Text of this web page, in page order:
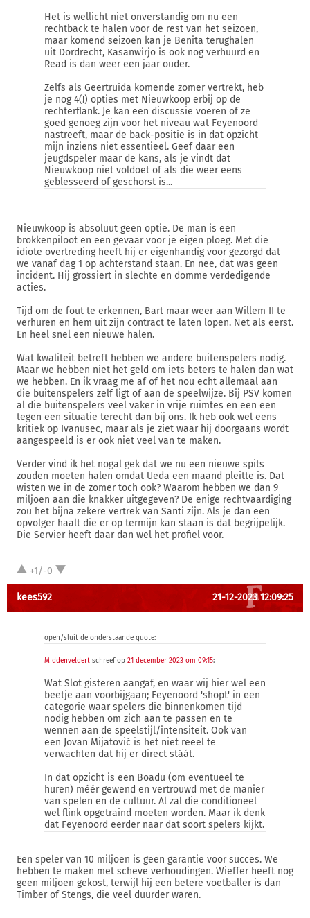
Het is wellicht niet onverstandig om nu een
rechtback te halen voor de rest van het seizoen,
maar komend seizoen kan je Benita terughalen
uit Dordrecht, Kasanwirjo is ook nog verhuurd en
Read is dan weer een jaar ouder.
Zelfs als Geertruida komende zomer vertrekt, heb
je nog 4(!) opties met Nieuwkoop erbij op de
rechterflank. Je kan een discussie voeren of ze
goed genoeg zijn voor het niveau wat Feyenoord
nastreeft, maar de back-positie is in dat opzicht
mijn inziens niet essentieel. Geef daar een
jeugdspeler maar de kans, als je vindt dat
Nieuwkoop niet voldoet of als die weer eens
geblesseerd of geschorst is...
Nieuwkoop is absoluut geen optie. De man is een
brokkenpiloot en een gevaar voor je eigen ploeg. Met die
idiote overtreding heeft hij er eigenhandig voor gezorgd dat
we vanaf dag 1 op achterstand staan. En nee, dat was geen
incident. Hij grossiert in slechte en domme verdedigende
acties.
Tijd om de fout te erkennen, Bart maar weer aan Willem II te
verhuren en hem uit zijn contract te laten lopen. Net als eerst.
En heel snel een nieuwe halen.
Wat kwaliteit betreft hebben we andere buitenspelers nodig.
Maar we hebben niet het geld om iets beters te halen dan wat
we hebben. En ik vraag me af of het nou echt allemaal aan
die buitenspelers zelf ligt of aan de speelwijze. Bij PSV komen
al die buitenspelers veel vaker in vrije ruimtes en een een
tegen een situatie terecht dan bij ons. Ik heb ook wel eens
kritiek op Ivanusec, maar als je ziet waar hij doorgaans wordt
aangespeeld is er ook niet veel van te maken.
Verder vind ik het nogal gek dat we nu een nieuwe spits
zouden moeten halen omdat Ueda een maand pleitte is. Dat
wisten we in de zomer toch ook? Waarom hebben we dan 9
miljoen aan die knakker uitgegeven? De enige rechtvaardiging
zou het bijna zekere vertrek van Santi zijn. Als je dan een
opvolger haalt die er op termijn kan staan is dat begrijpelijk.
Die Servier heeft daar dan wel het profiel voor.
+1/-0
kees592 21-12-2023 12:09:25
open/sluit de onderstaande quote:
MIddenveldert schreef op 21 december 2023 om 09:15:
Wat Slot gisteren aangaf, en waar wij hier wel een
beetje aan voorbijgaan; Feyenoord 'shopt' in een
categorie waar spelers die binnenkomen tijd
nodig hebben om zich aan te passen en te
wennen aan de speelstijl/intensiteit. Ook van
een Jovan Mijatović is het niet reeel te
verwachten dat hij er direct stáát.
In dat opzicht is een Boadu (om eventueel te
huren) méér gewend en vertrouwd met de manier
van spelen en de cultuur. Al zal die conditioneel
wel flink opgetraind moeten worden. Maar ik denk
dat Feyenoord eerder naar dat soort spelers kijkt.
Een speler van 10 miljoen is geen garantie voor succes. We
hebben te maken met scheve verhoudingen. Wieffer heeft nog
geen miljoen gekost, terwijl hij een betere voetballer is dan
Timber of Stengs, die veel duurder waren.